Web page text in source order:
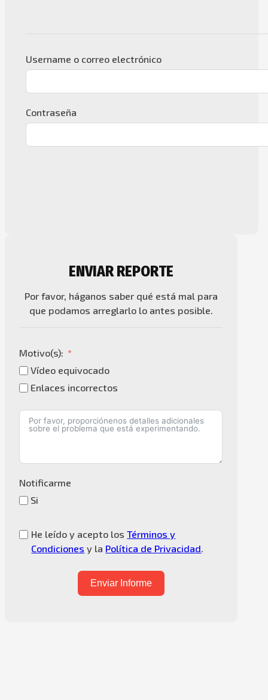
Username o correo electrónico
Contraseña
ENVIAR REPORTE
Por favor, háganos saber qué está mal para
que podamos arreglarlo lo antes posible.
Motivo(s):
Vídeo equivocado
Enlaces incorrectos
Notificarme
Si
He leído y acepto losTérminos y
Condiciones y la Política de Privacidad.
Enviar Informe